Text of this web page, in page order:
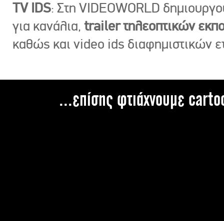
TV IDS: Στη VIDEOWORLD
για κανάλια, trailer τηλεοπτικών
καθώς και video ids διαφημιστικών
...επίσης φτιάχνουμε